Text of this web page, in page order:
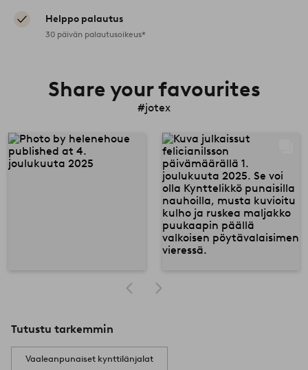
Helppo palautus
30 päivän palautusoikeus*
Share your favourites
#jotex
Tutustu tarkemmin
Vaaleanpunaiset kynttilänjalat